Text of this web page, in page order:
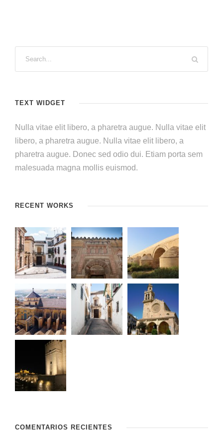
TEXT WIDGET
Nulla vitae elit libero, a pharetra augue. Nulla vitae elit
libero, a pharetra augue. Nulla vitae elit libero, a
pharetra augue. Donec sed odio dui. Etiam porta sem
malesuada magna mollis euismod.
RECENT WORKS
COMENTARIOS RECIENTES